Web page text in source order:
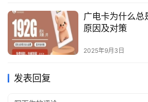
广电卡为什么总
原因及对策
2025年9月3日
发表回复